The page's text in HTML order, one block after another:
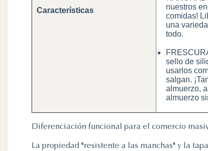
Características
nuestros
comidas!
una
todo.
sello de
usarlos
salgan.
almuerzo,
almuerzo
Diferenciación funcional para el comercio
La propiedad "resistente a las manchas" y la